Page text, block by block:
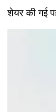
शेयर की गई